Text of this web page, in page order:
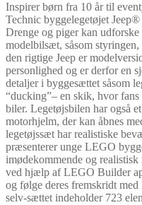
Inspirer børn fra 10 år til
Technic byggelegetøjet
Drenge og piger kan
modelbilsæt, såsom
den rigtige Jeep er
personlighed og er derfor en
detaljer i byggesættet såsom
“ducking”– en skik, hvor fans
biler. Legetøjsbilen har også
motorhjelm, der kan åbnes
legetøjssæt har realistiske
præsenterer unge LEGO
imødekommende og
ved hjælp af LEGO Builder
og følge deres fremskridt
selv-sættet indeholder 723